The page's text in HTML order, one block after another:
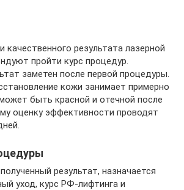
результата лазерной
пройти курс процедур.
заметен после первой процедуры.
кожи занимает примерно
быть красной и отечной после
оценку эффективности проводят
результат, назначается
уход, курс РФ-лифтинга и